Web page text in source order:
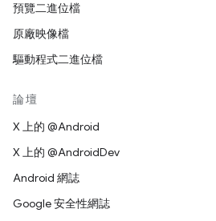
預覽二進位檔
原廠映像檔
驅動程式二進位檔
論壇
X 上的 @Android
X 上的 @AndroidDev
Android 網誌
Google 安全性網誌